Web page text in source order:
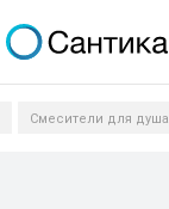
Поиск по каталогу
Смесители для душа